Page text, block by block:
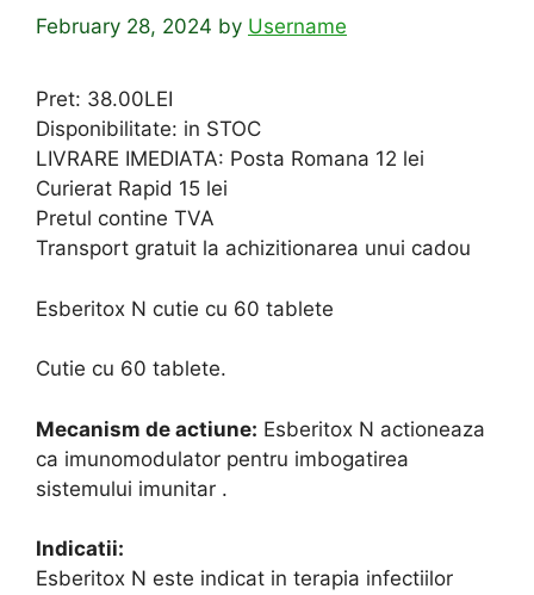
February 28, 2024 by Username
Pret: 38.00LEI
Disponibilitate: in STOC
LIVRARE IMEDIATA: Posta Romana 12 lei
Curierat Rapid 15 lei
Pretul contine TVA
Transport gratuit la achizitionarea unui cadou
Esberitox N cutie cu 60 tablete
Cutie cu 60 tablete.
Mecanism de actiune: Esberitox N actioneaza
ca imunomodulator pentru imbogatirea
sistemului imunitar .
Indicatii:
Esberitox N este indicat in terapia infectiilor